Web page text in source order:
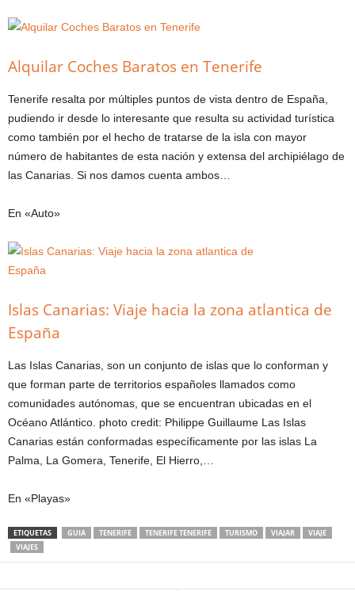
Alquilar Coches Baratos en Tenerife
Tenerife resalta por múltiples puntos de vista dentro de España,
pudiendo ir desde lo interesante que resulta su actividad turística
como también por el hecho de tratarse de la isla con mayor
número de habitantes de esta nación y extensa del archipiélago de
las Canarias. Si nos damos cuenta ambos…
En «Auto»
Islas Canarias: Viaje hacia la zona atlantica de
España
Las Islas Canarias, son un conjunto de islas que lo conforman y
que forman parte de territorios españoles llamados como
comunidades autónomas, que se encuentran ubicadas en el
Océano Atlántico. photo credit: Philippe Guillaume Las Islas
Canarias están conformadas específicamente por las islas La
Palma, La Gomera, Tenerife, El Hierro,…
En «Playas»
ETIQUETAS GUIA TENERIFE TENERIFE TENERIFE TURISMO VIAJAR
VIAJE
VIAJES